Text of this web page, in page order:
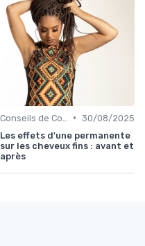
• 30/08/2025
Les effets d'une permanente
sur les cheveux fins : avant et
après